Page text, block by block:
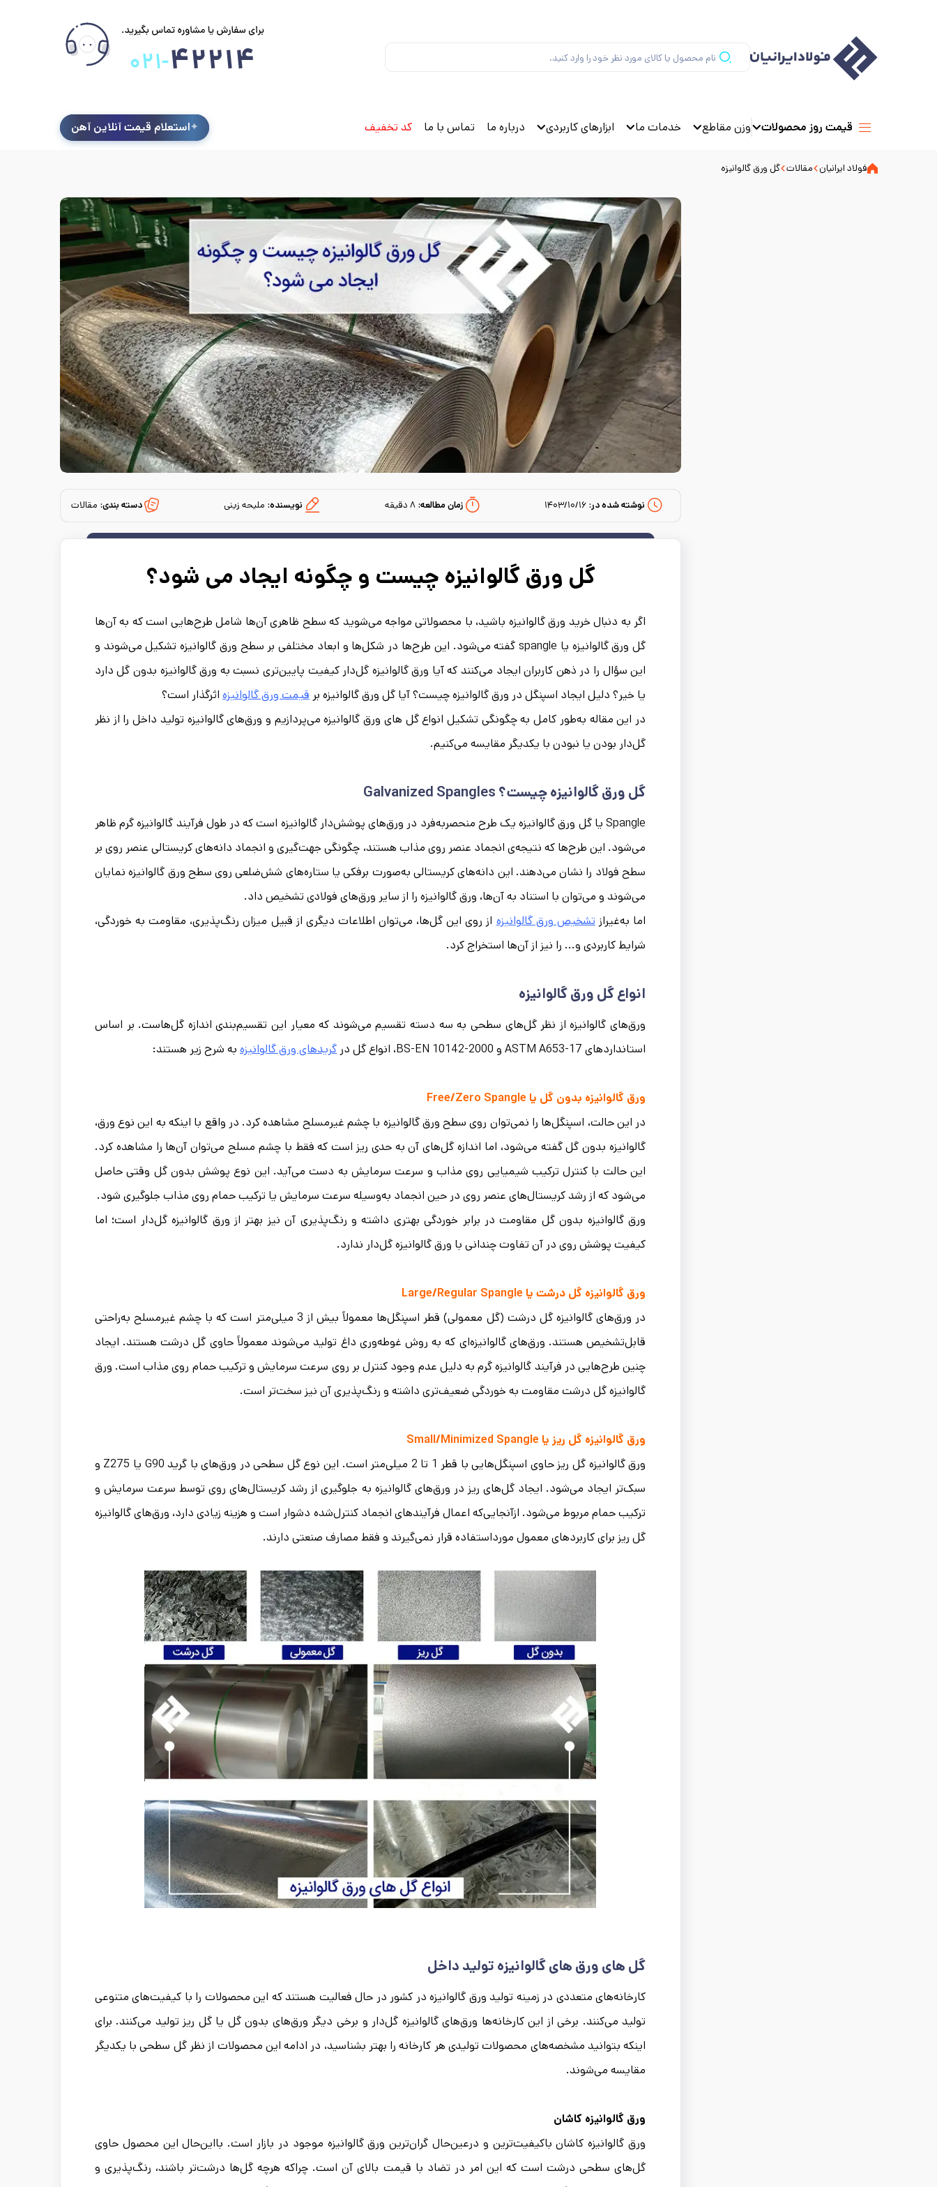
قیمت روز محصولات وزن مقاطع خدمات ما ابزارهای کاربردی درباره ما تماس با ما کد تخفیف استعلام قیمت آنلاین آهن
فولاد ایرانیان مقالات گل ورق گالوانیزه
نوشته شده در: ۱۴۰۳/۱۰/۱۶ زمان مطالعه:‌ ۸ دقیقه نویسنده: ملیحه زینی دسته بندی: مقالات
گل ورق گالوانیزه چیست و چگونه ایجاد می ‌شود؟
اگر به دنبال خرید ورق گالوانیزه باشید، با محصولاتی مواجه می‌شوید که سطح ظاهری آن‌ها شامل طرح‌هایی است که به آن‌ها
گل ورق گالوانیزه یا spangle گفته می‌شود. این طرح‌ها در شکل‌ها و ابعاد مختلفی بر سطح ورق گالوانیزه تشکیل می‌شوند و
این سؤال را در ذهن کاربران ایجاد می‌کنند که آیا ورق گالوانیزه گل‌دار کیفیت پایین‌تری نسبت به ورق گالوانیزه بدون گل‌ دارد
یا خیر؟ دلیل ایجاد اسپنگل در ورق گالوانیزه چیست؟ آیا گل ورق گالوانیزه بر قیمت ورق گالوانیزهاثرگذار است؟
در این مقاله به‌طور کامل به چگونگی تشکیل انواع گل‌ های ورق گالوانیزه می‌پردازیم و ورق‌های گالوانیزه تولید داخل را از نظر
گل‌دار بودن یا نبودن با یکدیگر مقایسه می‌کنیم.
گل ورق گالوانیزه چیست؟ Galvanized Spangles
Spangle یا گل ورق گالوانیزه یک طرح منحصربه‌فرد در ورق‌های پوشش‌دار گالوانیزه است که در طول فرآیند گالوانیزه گرم ظاهر
می‌شود. این طرح‌ها که نتیجه‌ی انجماد عنصر روی مذاب هستند، چگونگی جهت‌گیری و انجماد دانه‌های کریستالی عنصر روی بر
سطح فولاد را نشان می‌دهند. این دانه‌های کریستالی به‌صورت برفکی یا ستاره‌های شش‌ضلعی روی سطح ورق گالوانیزه نمایان
می‌شوند و می‌توان با استناد به آن‌ها، ورق گالوانیزه را از سایر ورق‌های فولادی تشخیص داد.
اما به‌غیرازتشخیص ورق گالوانیزهاز روی این گل‌ها، می‌توان اطلاعات دیگری از قبیل میزان رنگ‌پذیری، مقاومت به خوردگی،
شرایط کاربردی و... را نیز از آن‌ها استخراج کرد.
انواع گل ورق گالوانیزه
ورق‌های گالوانیزه از نظر گل‌های سطحی به سه دسته تقسیم می‌شوند که معیار این تقسیم‌بندی اندازه گل‌هاست. بر اساس
استانداردهای ASTM A653-17 و BS-EN 10142-2000، انواع گل در
گریدهای ورق گالوانیزهبه شرح زیر هستند:
ورق گالوانیزه بدون گل یا Free/Zero Spangle
در این حالت، اسپنگل‌ها را نمی‌توان روی سطح ورق گالوانیزه با چشم غیرمسلح مشاهده کرد. در واقع با اینکه به این نوع ورق،
گالوانیزه بدون گل گفته می‌شود، اما اندازه گل‌های آن به حدی ریز است که فقط با چشم مسلح می‌توان آن‌ها را مشاهده کرد.
این حالت با کنترل ترکیب شیمیایی روی مذاب و سرعت سرمایش به دست می‌آید. این نوع پوشش بدون گل وقتی حاصل
می‌شود که از رشد کریستال‌های عنصر روی در حین انجماد به‌وسیله سرعت سرمایش یا ترکیب حمام روی مذاب جلوگیری شود.
ورق گالوانیزه بدون گل مقاومت در برابر خوردگی بهتری داشته و رنگ‌پذیری آن نیز بهتر از ورق گالوانیزه گل‌دار است؛ اما
کیفیت پوشش روی در آن تفاوت چندانی با ورق گالوانیزه گل‌دار ندارد.
ورق گالوانیزه گل درشت یا Large/Regular Spangle
در ورق‌های گالوانیزه گل درشت (گل معمولی) قطر اسپنگل‌ها معمولاً بیش از 3 میلی‌متر است که با چشم غیرمسلح به‌راحتی
قابل‌تشخیص هستند. ورق‌های گالوانیزه‌ای که به روش غوطه‌وری داغ تولید می‌شوند معمولاً حاوی گل درشت هستند. ایجاد
چنین طرح‌هایی در فرآیند گالوانیزه گرم به دلیل عدم وجود کنترل بر روی سرعت سرمایش و ترکیب حمام روی مذاب است. ورق
گالوانیزه گل درشت مقاومت به خوردگی ضعیف‌تری داشته و رنگ‌پذیری آن نیز سخت‌تر است.
ورق گالوانیزه گل ریز یا Small/Minimized Spangle
ورق گالوانیزه گل ریز حاوی اسپنگل‌هایی با قطر 1 تا 2 میلی‌متر است. این نوع گل سطحی در ورق‌های با گرید G90 یا Z275 و
سبک‌تر ایجاد می‌شود. ایجاد گل‌های ریز در ورق‌های گالوانیزه به جلوگیری از رشد کریستال‌های روی توسط سرعت سرمایش و
ترکیب حمام مربوط می‌شود. ازآنجایی‌که اعمال فرآیندهای انجماد کنترل‌شده دشوار است و هزینه زیادی دارد، ورق‌های گالوانیزه
گل ریز برای کاربردهای معمول مورداستفاده قرار نمی‌گیرند و فقط مصارف صنعتی دارند.
گل ‌های ورق ‌های گالوانیزه تولید داخل
کارخانه‌های متعددی در زمینه تولید ورق گالوانیزه در کشور در حال فعالیت هستند که این محصولات را با کیفیت‌های متنوعی
تولید می‌کنند. برخی از این کارخانه‌ها ورق‌های گالوانیزه گل‌دار و برخی دیگر ورق‌های بدون گل یا گل ریز تولید می‌کنند. برای
اینکه بتوانید مشخصه‌های محصولات تولیدی هر کارخانه را بهتر بشناسید، در ادامه این محصولات از نظر گل سطحی با یکدیگر
مقایسه می‌شوند.
ورق گالوانیزه کاشان
ورق گالوانیزه کاشان باکیفیت‌ترین و درعین‌حال گران‌ترین ورق گالوانیزه موجود در بازار است. بااین‌حال این محصول حاوی
گل‌های سطحی درشت است که این امر در تضاد با قیمت بالای آن است. چراکه هرچه گل‌ها درشت‌تر باشند، رنگ‌پذیری و